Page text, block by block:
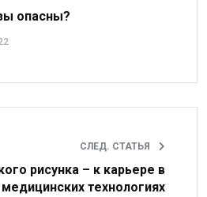
опасны?
СЛЕД. СТАТЬЯ
рисунка – к карьере в
технологиях